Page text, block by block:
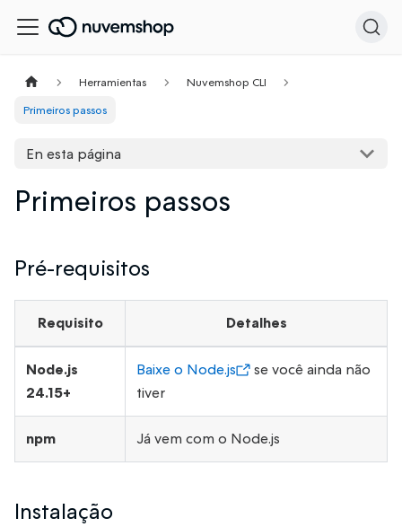
Herramientas
Nuvemshop CLI
Primeiros passos
En esta página
Primeiros passos
Pré-requisitos
Requisito Detalhes
Node.js
24.15+
Baixe o Node.js
se você ainda não
tiver
npm Já vem com o Node.js
Instalação